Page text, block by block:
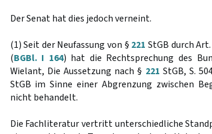
Der Senat hat dies jedoch verneint.
(1) Seit der Neufassung von § 221 StGB durch
(BGBl. I 164) hat die Rechtsprechung des
Wielant, Die Aussetzung nach § 221 StGB, S.
StGB im Sinne einer Abgrenzung zwischen
nicht behandelt.
Die Fachliteratur vertritt unterschiedliche